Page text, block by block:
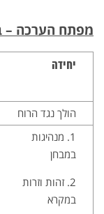
מפתח הערכה –
יחידה
הולך נגד הרוח
1. מנהיגות
במבחן
2. זהות וזרות
במקרא